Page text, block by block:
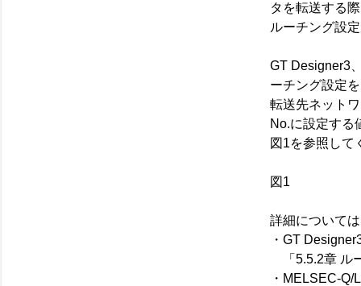
タを転送する
ルーチング設
GT Designer3
ーチング設定
転送先ネット
No.に設定する
図1を参照して
図1
詳細について
・GT
「5.5.2章 ル
・MELSEC-